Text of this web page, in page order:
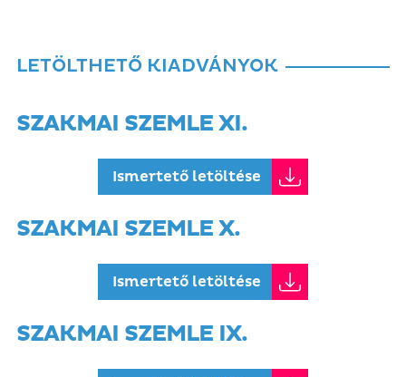
LETÖLTHETŐ KIADVÁNYOK
SZAKMAI SZEMLE XI.
Ismertető letöltése
SZAKMAI SZEMLE X.
Ismertető letöltése
SZAKMAI SZEMLE IX.